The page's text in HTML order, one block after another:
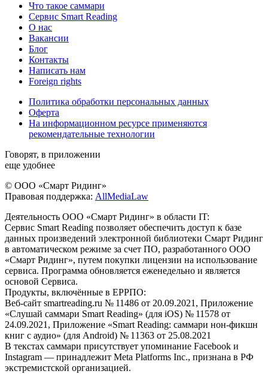
Что такое саммари
Сервис Smart Reading
О нас
Вакансии
Блог
Контакты
Написать нам
Foreign rights
Политика обработки персональных данных
Оферта
На информационном ресурсе применяются
рекомендательные технологии
Говорят, в приложении
еще удобнее
© ООО «Смарт Ридинг»
Правовая поддержка: AllMediaLaw
Деятельность ООО «Смарт Ридинг» в области IT:
Сервис Smart Reading позволяет обеспечить доступ к базе
данных произведений электронной библиотеки Смарт Ридинг
в автоматическом режиме за счет ПО, разработанного ООО
«Смарт Ридинг», путем покупки лицензии на использование
сервиса. Программа обновляется еженедельно и является
основой Сервиса.
Продукты, включённые в ЕРРПО:
Веб-сайт smartreading.ru № 11486 от 20.09.2021, Приложение
«Слушай саммари Smart Reading» (для iOS) № 11578 от
24.09.2021, Приложение «Smart Reading: саммари нон-фикшн
книг с аудио» (для Android) № 11363 от 25.08.2021
В текстах саммари присутствует упоминание Facebook и
Instagram — принадлежит Meta Platforms Inc., признана в РФ
экстремистской организацией.